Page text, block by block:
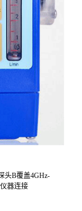
头B覆盖4GHz-
器连接